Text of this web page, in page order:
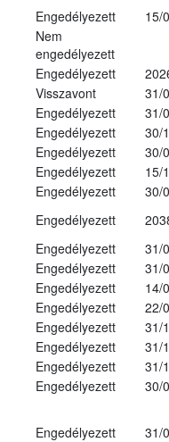
Engedélyezett
15/
Nem
engedélyezett
Engedélyezett
Visszavont
31/
Engedélyezett
31/
Engedélyezett
30/
Engedélyezett
30/
Engedélyezett
15/
Engedélyezett
30/
Engedélyezett
Engedélyezett
31/
Engedélyezett
31/
Engedélyezett
14/
Engedélyezett
22/
Engedélyezett
31/
Engedélyezett
31/
Engedélyezett
31/
Engedélyezett
30/
Engedélyezett 31/